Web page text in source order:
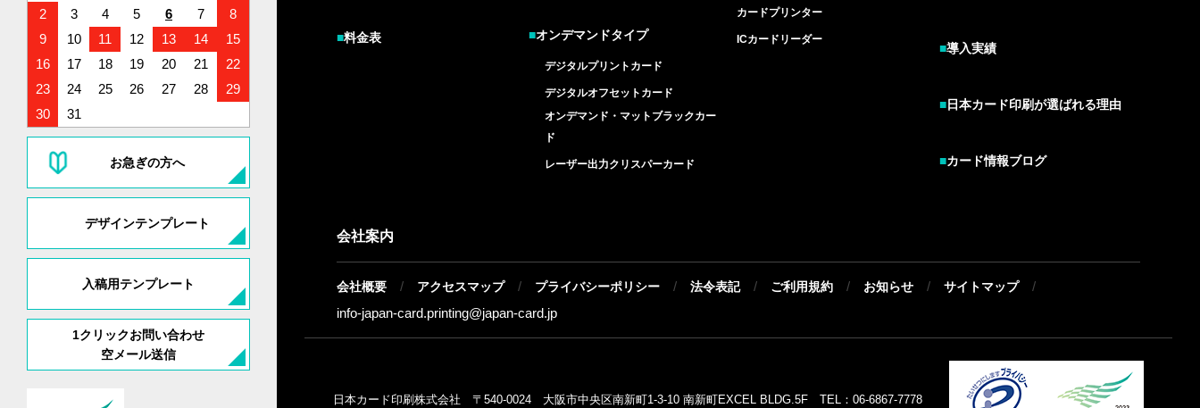
2
3 4 5 6 7
8
9
10 11 12 13 14
15
16
17 18 19 20 21
22
23
24 25 26 27 28
29
30
31
お急ぎの方へ
デザインテンプレート
入稿用テンプレート
1クリックお問い合わせ
空メール送信
■料金表 ■オンデマンドタイプ
デジタルプリントカード
デジタルオフセットカード
オンデマンド・マットブラックカー
ド
レーザー出力クリスパーカード
カードプリンター
ICカードリーダー
■導入実績
■日本カード印刷が選ばれる理由
■カード情報ブログ
会社案内
会社概要 / アクセスマップ / プライバシーポリシー / 法令表記 / ご利用規約 / お知らせ / サイトマップ
/
info-japan-card.printing@japan-card.jp
日本カード印刷株式会社 〒540-0024 大阪市中央区南新町1-3-10 南新町EXCEL BLDG.5F TEL：06-6867-7778